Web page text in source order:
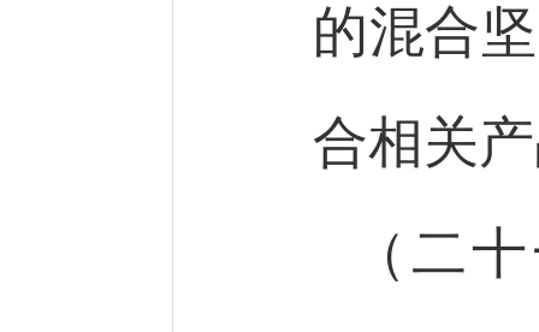
的混合
合相关
（二